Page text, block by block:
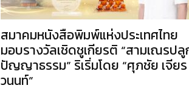
สมาคมหนังสือพิมพ์แห่งประเทศไทย
มอบรางวัลเชิดชูเกียรติ “สามเณรป
ปัญญาธรรม” ริเริ่มโดย “ศุภชัย เจียร
วนนท์”